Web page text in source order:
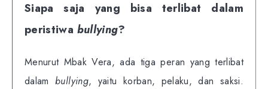
Siapa saja yang bisa terlibat dalam
peristiwa bullying?
Menurut Mbak Vera, ada tiga peran yang terlibat
dalambullying, yaitu korban, pelaku, dan saksi.